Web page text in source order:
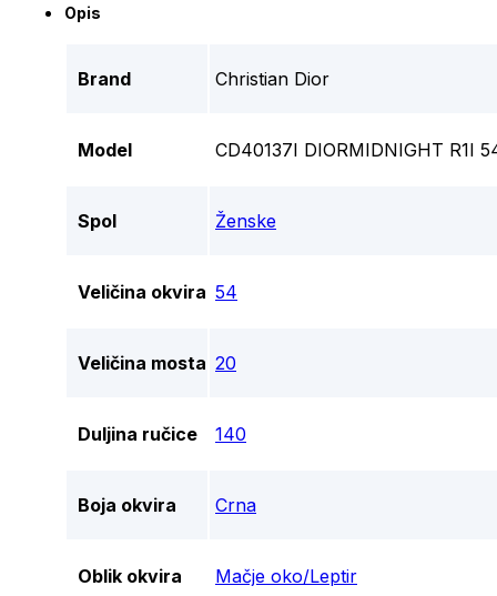
Opis
Brand Christian Dior
Model CD40137I DIORMIDNIGHT R1I
Spol Ženske
Veličina okvira 54
Veličina mosta 20
Duljina ručice 140
Boja okvira Crna
Oblik okvira Mačje oko/Leptir